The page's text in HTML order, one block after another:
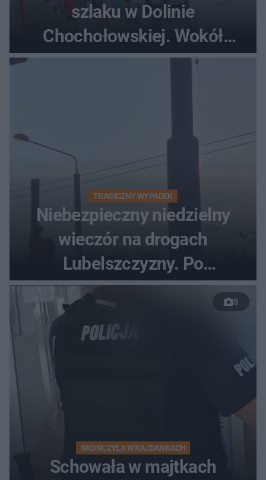
szlaku w Dolinie
Chochołowskiej. Wokół
TRAGICZNY WYPADEK
Niebezpieczny niedzielny
wieczór na drogach
Lubelszczyzny. Po
nieudanym manewrze
wyprzedzania zginął
kierowca auta
5
SKOŃCZYŁA W KAJDANKACH
Schowała w majtkach